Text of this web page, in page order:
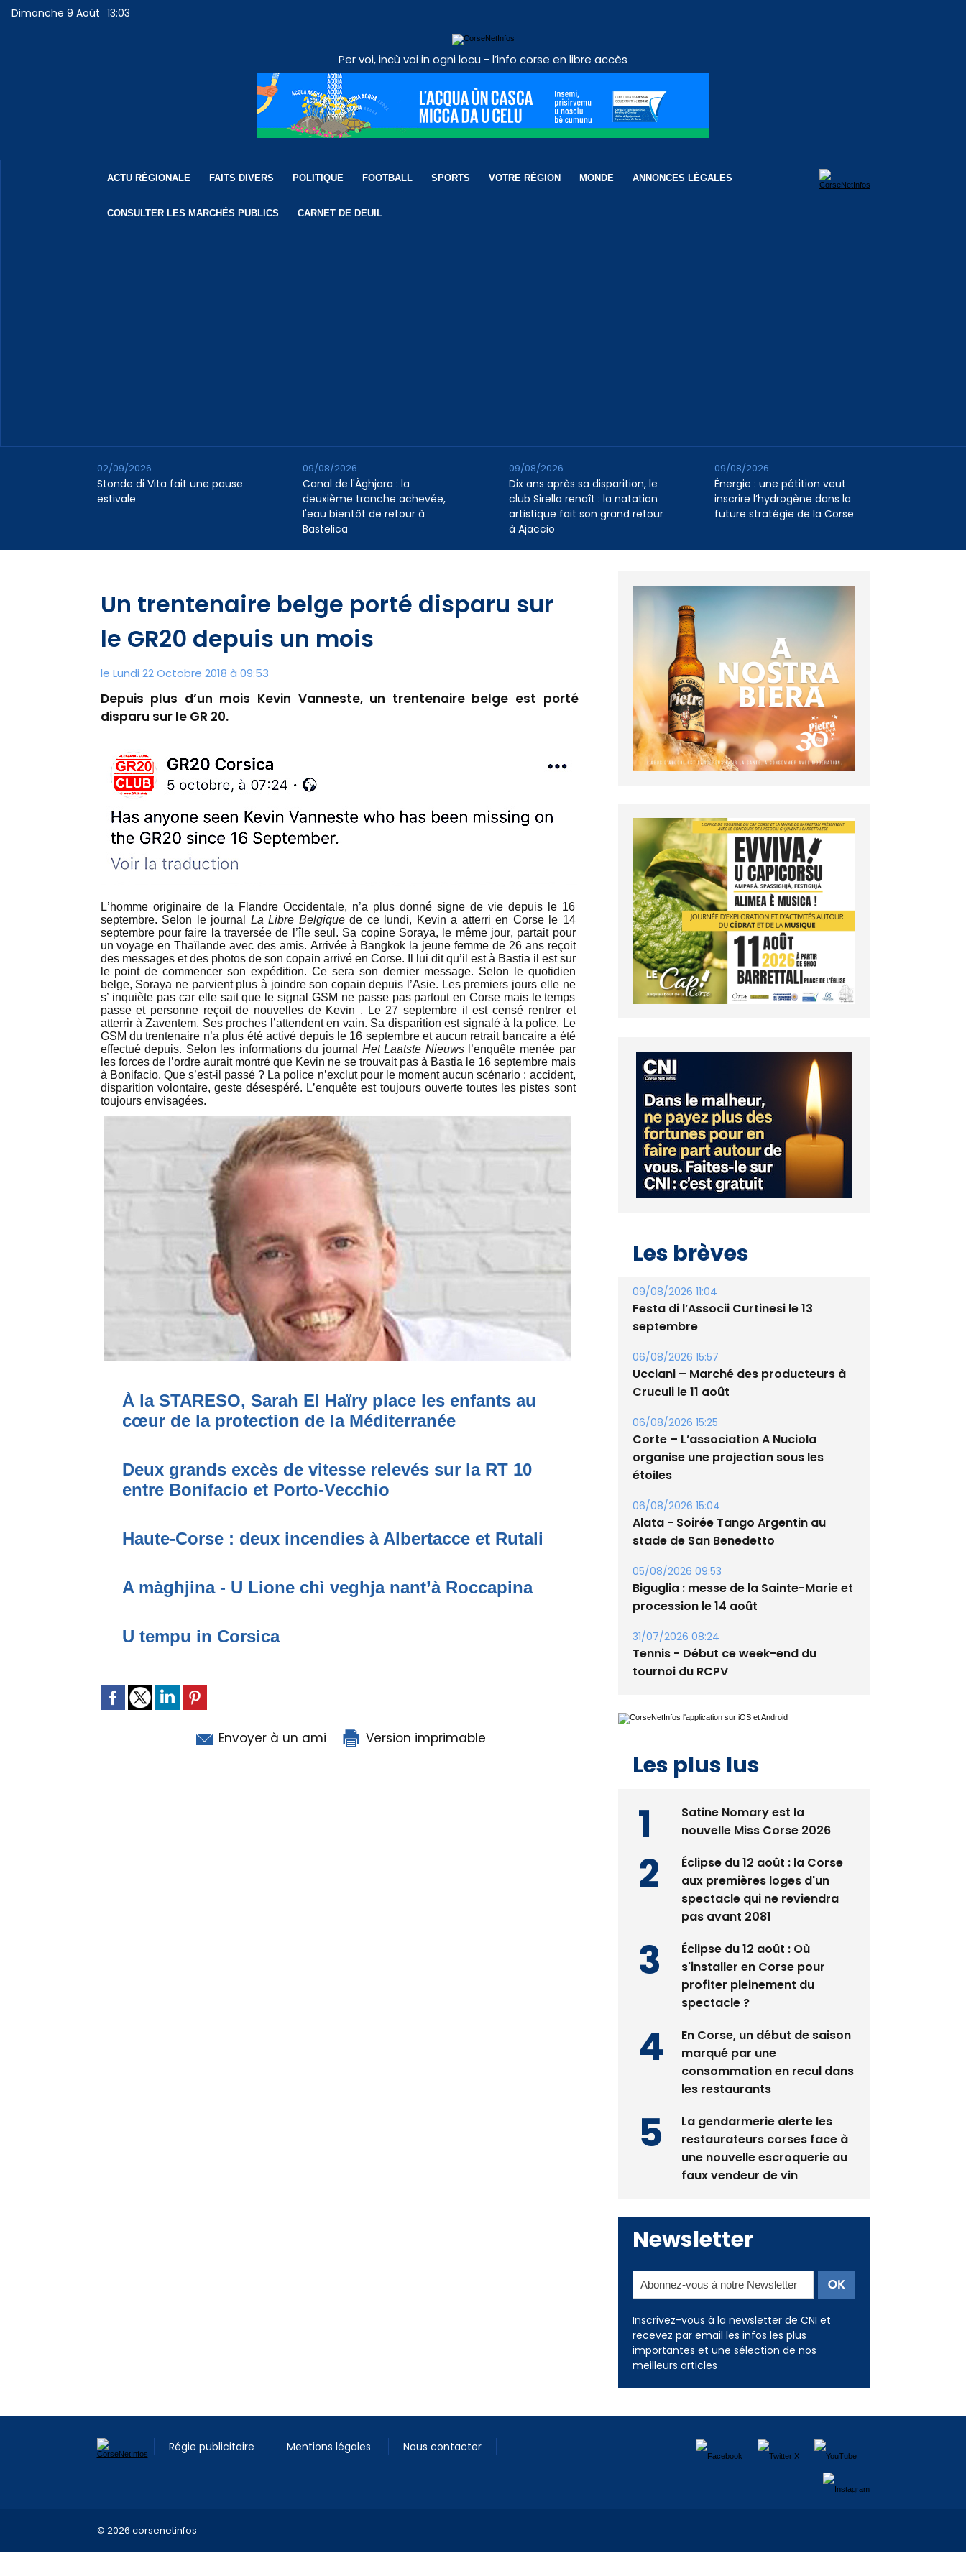
Dimanche 9 Août 13:03
Per voi, incù voi in ogni locu - l’info corse en libre accès
ACTU RÉGIONALE FAITS DIVERS POLITIQUE FOOTBALL SPORTS VOTRE RÉGION MONDE ANNONCES LÉGALES
CONSULTER LES MARCHÉS PUBLICS CARNET DE DEUIL
Stonde di Vita fait une pause
estivale
02/09/2026
Canal de l'Àghjara : la
deuxième tranche achevée,
l'eau bientôt de retour à
Bastelica
09/08/2026
Dix ans après sa disparition, le
club Sirella renaît : la natation
artistique fait son grand retour
à Ajaccio
09/08/2026
Énergie : une pétition veut
inscrire l’hydrogène dans la
future stratégie de la Corse
09/08/2026
Un trentenaire belge porté disparu sur
le GR20 depuis un mois
le Lundi 22 Octobre 2018 à 09:53
Depuis plus d’un mois Kevin Vanneste, un trentenaire belge est porté
disparu sur le GR 20.
L’homme originaire de la Flandre Occidentale, n’a plus donné signe de vie depuis le 16
septembre. Selon le journal La Libre Belgiquede ce lundi, Kevin a atterri en Corse le 14
septembre pour faire la traversée de l’île seul. Sa copine Soraya, le même jour, partait pour
un voyage en Thaïlande avec des amis. Arrivée à Bangkok la jeune femme de 26 ans reçoit
des messages et des photos de son copain arrivé en Corse. Il lui dit qu’il est à Bastia il est sur
le point de commencer son expédition. Ce sera son dernier message. Selon le quotidien
belge, Soraya ne parvient plus à joindre son copain depuis l’Asie. Les premiers jours elle ne
s’ inquiète pas car elle sait que le signal GSM ne passe pas partout en Corse mais le temps
passe et personne reçoit de nouvelles de Kevin . Le 27 septembre il est censé rentrer et
atterrir à Zaventem. Ses proches l’attendent en vain. Sa disparition est signalé à la police. Le
GSM du trentenaire n’a plus été activé depuis le 16 septembre et aucun retrait bancaire a été
effectué depuis. Selon les informations du journal Het Laatste Nieuws l’enquête menée par
les forces de l’ordre aurait montré que Kevin ne se trouvait pas à Bastia le 16 septembre mais
à Bonifacio. Que s’est-il passé ? La police n’exclut pour le moment aucun scénario : accident,
disparition volontaire, geste désespéré. L’enquête est toujours ouverte toutes les pistes sont
toujours envisagées.
À la STARESO, Sarah El Haïry place les enfants au
cœur de la protection de la Méditerranée
Deux grands excès de vitesse relevés sur la RT 10
entre Bonifacio et Porto-Vecchio
Haute-Corse : deux incendies à Albertacce et Rutali
A màghjina - U Lione chì veghja nant’à Roccapina
U tempu in Corsica
Envoyer à un ami Version imprimable
Les brèves
09/08/2026 11:04
Festa di l’Associi Curtinesi le 13
septembre
06/08/2026 15:57
Ucciani – Marché des producteurs à
Cruculi le 11 août
06/08/2026 15:25
Corte – L’association A Nuciola
organise une projection sous les
étoiles
06/08/2026 15:04
Alata - Soirée Tango Argentin au
stade de San Benedetto
05/08/2026 09:53
Biguglia : messe de la Sainte-Marie et
procession le 14 août
31/07/2026 08:24
Tennis - Début ce week-end du
tournoi du RCPV
Les plus lus
Satine Nomary est la
nouvelle Miss Corse 2026
Éclipse du 12 août : la Corse
aux premières loges d'un
spectacle qui ne reviendra
pas avant 2081
Éclipse du 12 août : Où
s'installer en Corse pour
profiter pleinement du
spectacle ?
En Corse, un début de saison
marqué par une
consommation en recul dans
les restaurants
La gendarmerie alerte les
restaurateurs corses face à
une nouvelle escroquerie au
faux vendeur de vin
Newsletter
Inscrivez-vous à la newsletter de CNI et
recevez par email les infos les plus
importantes et une sélection de nos
meilleurs articles
Régie publicitaire Mentions légales Nous contacter
© 2026 corsenetinfos